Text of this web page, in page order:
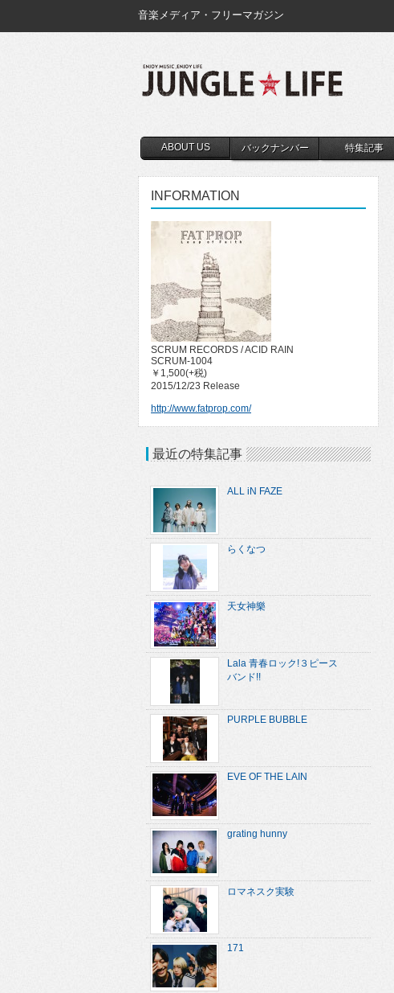
音楽メディア・フリーマガジン
ABOUT US バックナンバー 特集記事
INFORMATION
SCRUM RECORDS / ACID RAIN
SCRUM-1004
￥1,500(+税)
2015/12/23 Release
http://www.fatprop.com/
最近の特集記事
ALL iN FAZE
らくなつ
天女神樂
Lala 青春ロック!３ピース
バンド!!
PURPLE BUBBLE
EVE OF THE LAIN
grating hunny
ロマネスク実験
171